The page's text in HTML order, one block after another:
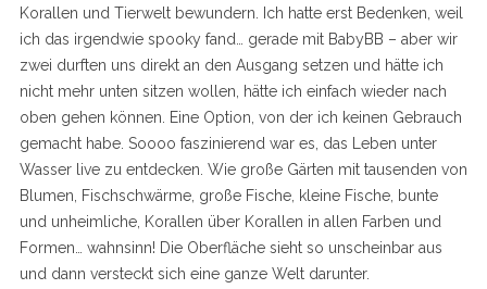
Korallen und Tierwelt bewundern. Ich hatte erst Bedenken, weil
ich das irgendwie spooky fand… gerade mit BabyBB – aber wir
zwei durften uns direkt an den Ausgang setzen und hätte ich
nicht mehr unten sitzen wollen, hätte ich einfach wieder nach
oben gehen können. Eine Option, von der ich keinen Gebrauch
gemacht habe. Soooo faszinierend war es, das Leben unter
Wasser live zu entdecken. Wie große Gärten mit tausenden von
Blumen, Fischschwärme, große Fische, kleine Fische, bunte
und unheimliche, Korallen über Korallen in allen Farben und
Formen… wahnsinn! Die Oberfläche sieht so unscheinbar aus
und dann versteckt sich eine ganze Welt darunter.